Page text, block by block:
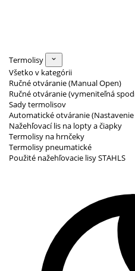
Termolisy
Všetko v kategórii
Ručné otváranie (Manual Open)
Ručné otváranie (vymeniteľná
Sady termolisov
Automatické otváranie
Nažehľovací lis na lopty a čiapky
Termolisy na hrnčeky
Termolisy pneumatické
Použité nažehľovacie lisy STAHLS